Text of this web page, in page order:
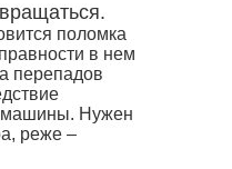
поломка
в нем
перепадов
машины. Нужен
реже –